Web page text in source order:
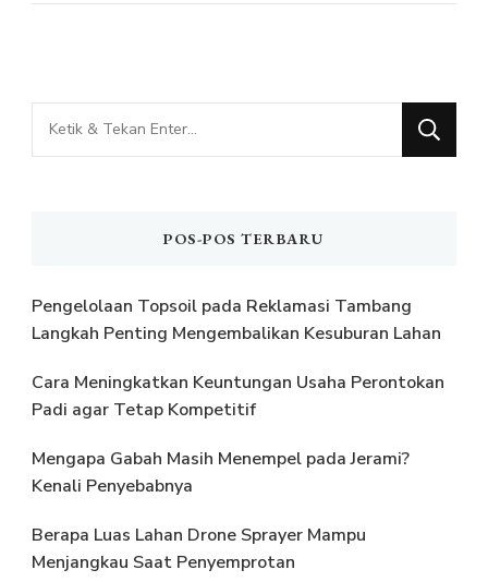
Mencari
Sesuatu?
POS-POS TERBARU
Pengelolaan Topsoil pada Reklamasi Tambang
Langkah Penting Mengembalikan Kesuburan Lahan
Cara Meningkatkan Keuntungan Usaha Perontokan
Padi agar Tetap Kompetitif
Mengapa Gabah Masih Menempel pada Jerami?
Kenali Penyebabnya
Berapa Luas Lahan Drone Sprayer Mampu
Menjangkau Saat Penyemprotan